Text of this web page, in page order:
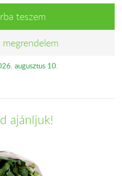
teszem
augusztus 10.
ajánljuk!